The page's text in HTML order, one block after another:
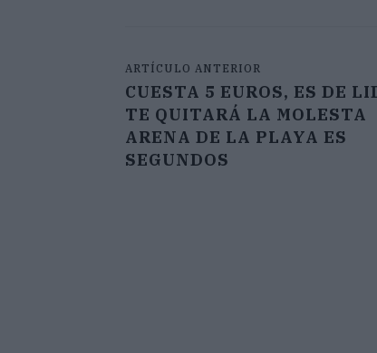
ARTÍCULO ANTERIOR
CUESTA 5 EUROS, ES DE
TE QUITARÁ LA MOLESTA
ARENA DE LA PLAYA ES
SEGUNDOS